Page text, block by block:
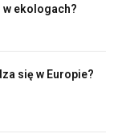
ekologach?
się w Europie?